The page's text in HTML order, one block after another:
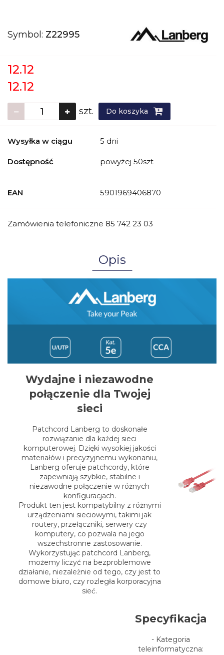
Symbol: Z22995
12.12
12.12
szt. Do koszyka
Wysyłka w ciągu 5 dni
Dostępność powyżej 50szt
EAN 5901969406870
Zamówienia telefoniczne 85 742 23 03
Opis
Wydajne i niezawodne
połączenie dla Twojej
sieci
Patchcord Lanberg to doskonałe
rozwiązanie dla każdej sieci
komputerowej. Dzięki wysokiej jakości
materiałów i precyzyjnemu wykonaniu,
Lanberg oferuje patchcordy, które
zapewniają szybkie, stabilne i
niezawodne połączenie w różnych
konfiguracjach.
Produkt ten jest kompatybilny z różnymi
urządzeniami sieciowymi, takimi jak
routery, przełączniki, serwery czy
komputery, co pozwala na jego
wszechstronne zastosowanie.
Wykorzystując patchcord Lanberg,
możemy liczyć na bezproblemowe
działanie, niezależnie od tego, czy jest to
domowe biuro, czy rozległa korporacyjna
sieć.
Specyfikacja
- Kategoria
teleinformatyczna: